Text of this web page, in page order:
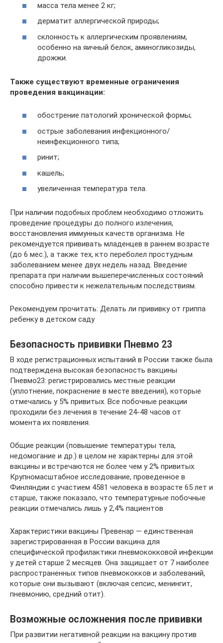
масса тела менее 2 кг;
дерматит аллергической природы;
склонность к аллергическим проявлениям,
особенно на яичный белок, аминогликозиды,
дрожжи.
Также существуют временные ограничения
проведения вакцинации:
обострение патологий хронической формы;
острые заболевания инфекционного/
неинфекционного типа;
ринит;
кашель;
увеличенная температура тела.
При наличии подобных проблем необходимо отложить
проведение процедуры до полного излечения,
восстановления иммунных качеств организма. Не
рекомендуется прививать младенцев в раннем возрасте
(до 6 мес.), а также тех, кто переболел простудным
заболеванием менее двух недель назад. Введение
препарата при наличии вышеперечисленных состояний
способно привести к нежелательным последствиям.
Рекомендуем прочитать: Делать ли прививку от гриппа
ребенку в детском саду
Безопасность прививки Пневмо 23
В ходе регистрационных испытаний в России также была
подтверждена высокая безопасность вакцины
Пневмо23: регистрировались местные реакции
(уплотнение, покраснение в месте введения), которые
отмечались у 5% привитых. Все побочные реакции
проходили без лечения в течение 24-48 часов от
момента их появления.
Общие реакции (повышение температуры тела,
недомогание и др.) в целом не характерны для этой
вакцины и встречаются не более чем у 2% привитых.
Крупномасштабное исследование, проведенное в
Финляндии с участием 4581 человека в возрасте 65 лет и
старше, также показало, что температурные побочные
реакции отмечались лишь у 2,4% пациентов
Характеристики вакцины Превенар — единственная
зарегистрированная в России вакцина для
специфической профилактики пневмококковой инфекции
у детей старше 2 месяцев. Она защищает от 7 наиболее
распространенных типов пневмококков и заболеваний,
которые они вызывают (включая сепсис, менингит,
пневмонию, средний отит).
Возможные осложнения после прививки
При развитии негативной реакции на вакцину против